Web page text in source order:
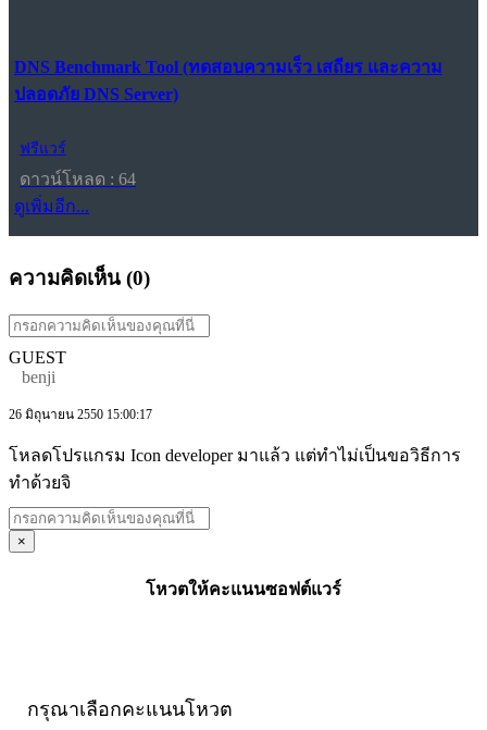
DNS Benchmark Tool (ทดสอบความเร็ว เสถียร และความ
ปลอดภัย DNS Server)
ฟรีแวร์
ดาวน์โหลด : 64
ดูเพิ่มอีก...
ความคิดเห็น (0)
GUEST
benji
26 มิถุนายน 2550 15:00:17
โหลดโปรแกรม Icon developer มาแล้ว แต่ทำไม่เป็นขอวิธีการ
ทำด้วยจิ
×
โหวตให้คะแนนซอฟต์แวร์
กรุณาเลือกคะแนนโหวต